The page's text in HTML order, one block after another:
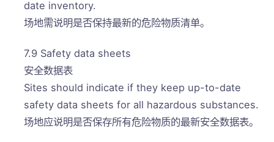
date inventory.
场地需说明是否保持最新的危险物质清单。
7.9 Safety data sheets
安全数据表
Sites should indicate if they keep up-to-date
safety data sheets for all hazardous substances.
场地应说明是否保存所有危险物质的最新安全数据表。